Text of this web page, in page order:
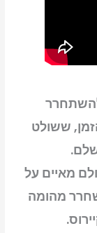
ששולט
מאיים על
מהומה